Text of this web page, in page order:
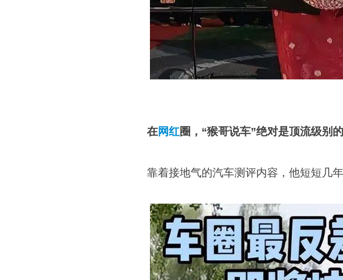
在网红圈，“猴哥说车”绝对是顶流级别的
靠着接地气的汽车测评内容，他短短几